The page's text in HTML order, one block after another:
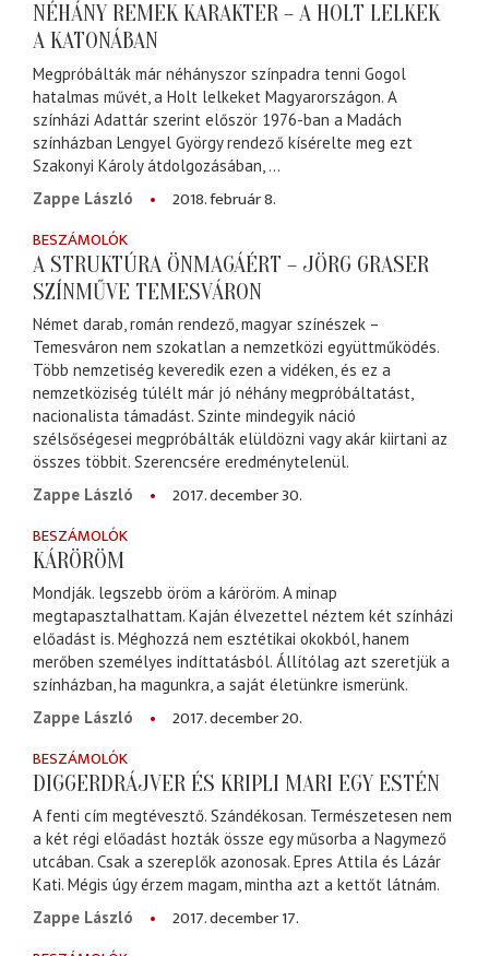
NÉHÁNY REMEK KARAKTER – A HOLT LELKEK
A KATONÁBAN
Megpróbálták már néhányszor színpadra tenni Gogol
hatalmas művét, a Holt lelkeket Magyarországon. A
színházi Adattár szerint először 1976-ban a Madách
színházban Lengyel György rendező kísérelte meg ezt
Szakonyi Károly átdolgozásában, ...
Zappe László
2018. február 8.
BESZÁMOLÓK
A STRUKTÚRA ÖNMAGÁÉRT – JÖRG GRASER
SZÍNMŰVE TEMESVÁRON
Német darab, román rendező, magyar színészek –
Temesváron nem szokatlan a nemzetközi együttműködés.
Több nemzetiség keveredik ezen a vidéken, és ez a
nemzetköziség túlélt már jó néhány megpróbáltatást,
nacionalista támadást. Szinte mindegyik náció
szélsőségesei megpróbálták elüldözni vagy akár kiirtani az
összes többit. Szerencsére eredménytelenül.
Zappe László
2017. december 30.
BESZÁMOLÓK
KÁRÖRÖM
Mondják. legszebb öröm a káröröm. A minap
megtapasztalhattam. Kaján élvezettel néztem két színházi
előadást is. Méghozzá nem esztétikai okokból, hanem
merőben személyes indíttatásból. Állítólag azt szeretjük a
színházban, ha magunkra, a saját életünkre ismerünk.
Zappe László
2017. december 20.
BESZÁMOLÓK
DIGGERDRÁJVER ÉS KRIPLI MARI EGY ESTÉN
A fenti cím megtévesztő. Szándékosan. Természetesen nem
a két régi előadást hozták össze egy műsorba a Nagymező
utcában. Csak a szereplők azonosak. Epres Attila és Lázár
Kati. Mégis úgy érzem magam, mintha azt a kettőt látnám.
Zappe László
2017. december 17.